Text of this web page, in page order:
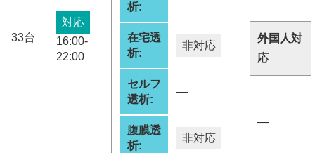
33台
対応
16:00-
22:00
析:
在宅透
析:
非対応
セルフ
透析:
―
腹膜透
析:
非対応
外国人対
応
―